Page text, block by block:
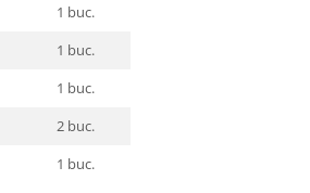
1 buc.
1 buc.
1 buc.
2 buc.
1 buc.